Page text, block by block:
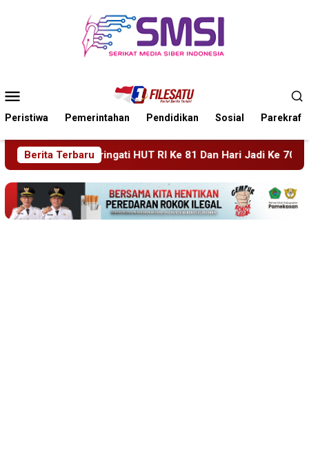
Mobile
Peristiwa Pemerintahan Pendidikan Sosial Parekraf
Berita Terbaru
Ke 81 Dan Hari Jadi Ke 702 Kabupaten Blitar, Dimeriahkan